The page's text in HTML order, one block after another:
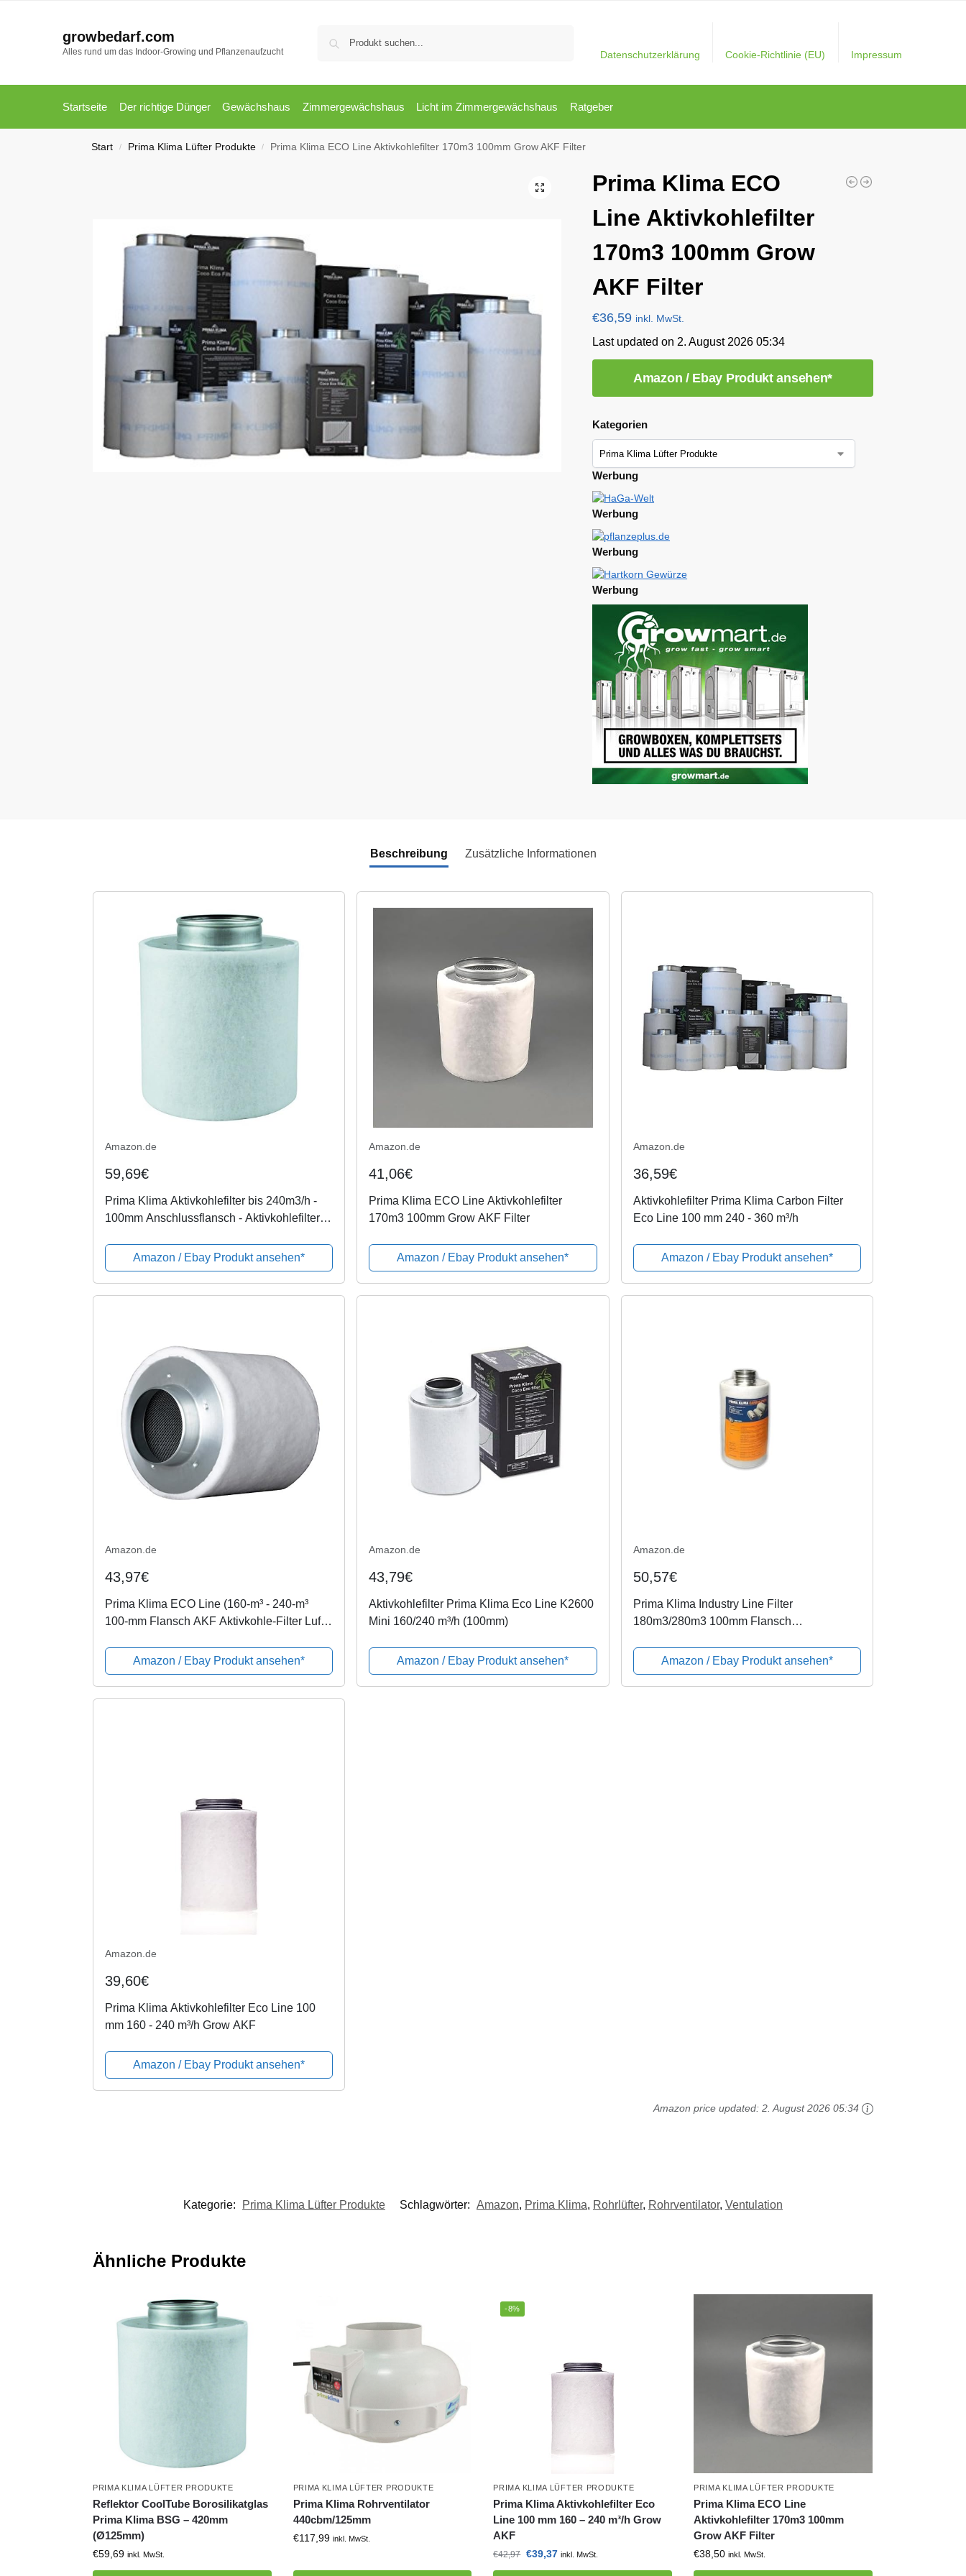
growbedarf.com
Alles rund um das Indoor-Growing und Pflanzenaufzucht Datenschutzerklärung Cookie-Richtlinie (EU) Impressum
Startseite Der richtige Dünger Gewächshaus Zimmergewächshaus Licht im Zimmergewächshaus Ratgeber
Start / Prima Klima Lüfter Produkte / Prima Klima ECO Line Aktivkohlefilter 170m3 100mm Grow AKF Filter
Prima Klima ECO
Line Aktivkohlefilter
170m3 100mm Grow
AKF Filter
€36,59 inkl. MwSt.
Last updated on 2. August 2026 05:34
Amazon / Ebay Produkt ansehen*
Kategorien
Werbung
Werbung
Werbung
Werbung
Beschreibung Zusätzliche Informationen
Amazon.de
59,69€
Prima Klima Aktivkohlefilter bis 240m3/h -
100mm Anschlussflansch - Aktivkohlefilter
Amazon / Ebay Produkt ansehen*
Amazon.de
41,06€
Prima Klima ECO Line Aktivkohlefilter
170m3 100mm Grow AKF Filter
Amazon / Ebay Produkt ansehen*
Amazon.de
36,59€
Aktivkohlefilter Prima Klima Carbon Filter
Eco Line 100 mm 240 - 360 m³/h
Amazon / Ebay Produkt ansehen*
Amazon.de
43,97€
Prima Klima ECO Line (160-m³ - 240-m³
100-mm Flansch AKF Aktivkohle-Filter Luft-
für Rohrventilatoren vers....
Amazon / Ebay Produkt ansehen*
Amazon.de
43,79€
Aktivkohlefilter Prima Klima Eco Line K2600
Mini 160/240 m³/h (100mm)
Amazon / Ebay Produkt ansehen*
Amazon.de
50,57€
Prima Klima Industry Line Filter
180m3/280m3 100mm Flansch
Amazon / Ebay Produkt ansehen*
Amazon.de
39,60€
Prima Klima Aktivkohlefilter Eco Line 100
mm 160 - 240 m³/h Grow AKF
Amazon / Ebay Produkt ansehen*
Amazon price updated:2. August 2026 05:34
Kategorie: Prima Klima Lüfter Produkte Schlagwörter: Amazon, Prima Klima, Rohrlüfter, Rohrventilator, Ventulation
Ähnliche Produkte
PRIMA KLIMA LÜFTER PRODUKTE
Reflektor CoolTube Borosilikatglas
Prima Klima BSG – 420mm
(Ø125mm)
€59,69 inkl. MwSt.
PRIMA KLIMA LÜFTER PRODUKTE
Prima Klima Rohrventilator
440cbm/125mm
€117,99 inkl. MwSt.
-8%
PRIMA KLIMA LÜFTER PRODUKTE
Prima Klima Aktivkohlefilter Eco
Line 100 mm 160 – 240 m³/h Grow
AKF
€42,97 €39,37 inkl. MwSt.
PRIMA KLIMA LÜFTER PRODUKTE
Prima Klima ECO Line
Aktivkohlefilter 170m3 100mm
Grow AKF Filter
€38,50 inkl. MwSt.